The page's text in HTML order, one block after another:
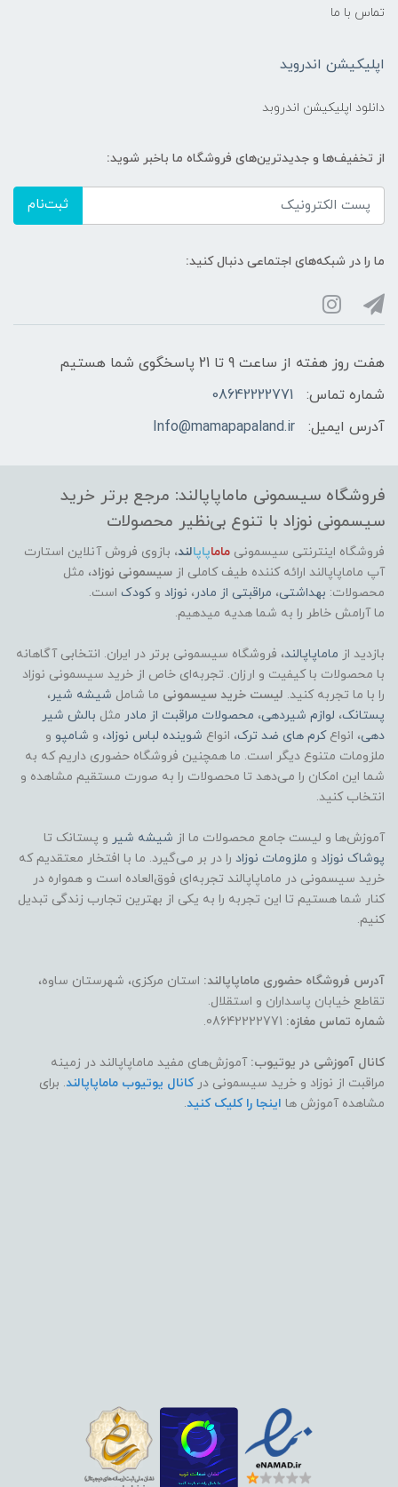
تماس با ما
اپلیکیشن اندروید
دانلود اپلیکیشن اندروبد
از تخفیف‌ها و جدیدترین‌های فروشگاه ما باخبر شوید:
ثبت‌نام
ما را در شبکه‌های اجتماعی دنبال کنید:
هفت روز هفته از ساعت 9 تا 21 پاسخگوی شما هستیم
شماره تماس:
08642222771
آدرس ایمیل:
Info@mamapapaland.ir
فروشگاه سیسمونی ماماپاپالند: مرجع برتر خرید
سیسمونی نوزاد با تنوع بی‌نظیر محصولات
فروشگاه اینترنتی سیسمونی ماماپاپالند، بازوی فروش آنلاین استارت
آپ ماماپاپالند ارائه کننده طیف کاملی از سیسمونی نوزاد، مثل
محصولات: بهداشتی، مراقبتی از مادر، نوزاد وکودک است.
ما آرامش خاطر را به شما هدیه میدهیم.
بازدید از ماماپاپالند، فروشگاه سیسمونی برتر در ایران. انتخابی آگاهانه
با محصولات با کیفیت و ارزان. تجربه‌ای خاص از خرید سیسمونی نوزاد
را با ما تجربه کنید. لیست خرید سیسمونی ما شامل شیشه شیر،
پستانک، لوازم شیردهی، محصولات مراقبت از مادر مثل بالش شیر
دهی، انواعکرم های ضد ترک، انواع شوینده لباس نوزاد، و شامپو و
ملزومات متنوع دیگر است. ما همچنین فروشگاه حضوری داریم که به
شما این امکان را می‌دهد تا محصولات را به صورت مستقیم مشاهده و
انتخاب کنید.
آموزش‌ها و لیست جامع محصولات ما از شیشه شیر و پستانک تا
پوشاک نوزاد و ملزومات نوزاد را در بر می‌گیرد. ما با افتخار معتقدیم که
خرید سیسمونی در ماماپاپالند تجربه‌ای فوق‌العاده است و همواره در
کنار شما هستیم تا این تجربه را به یکی از بهترین تجارب زندگی تبدیل
کنیم.
آدرس فروشگاه حضوری ماماپاپالند: استان مرکزی، شهرستان ساوه،
تقاطع خیابان پاسداران و استقلال.
شماره تماس مغازه:
کانال آموزشی در یوتیوب: آموزش‌های مفید ماماپاپالند در زمینه
مراقبت از نوزاد و خرید سیسمونی درکانال یوتیوب ماماپاپالند. برای
مشاهده آموزش ها اینجا را کلیک کنید.